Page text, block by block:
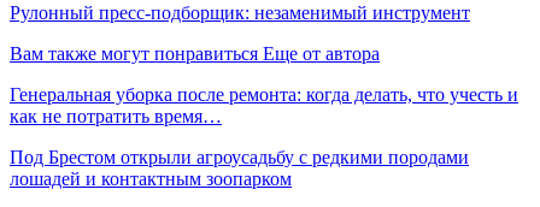
Рулонный пресс-подборщик: незаменимый инструмент
Вам также могут понравиться Еще от автора
Генеральная уборка после ремонта: когда делать, что учесть и
как не потратить время…
Под Брестом открыли агроусадьбу с редкими породами
лошадей и контактным зоопарком